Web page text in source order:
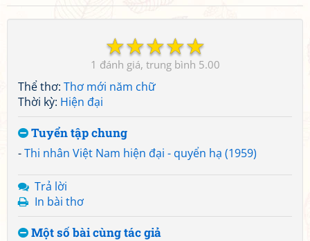
☆
☆
☆
☆
☆
1 5.00
Thể thơ: Thơ mới năm chữ
Thời kỳ: Hiện đại
Tuyển tập chung
-Thi nhân Việt Nam hiện đại - quyển hạ (1959)
Trả lời
In bài thơ
Một số bài cùng tác giả